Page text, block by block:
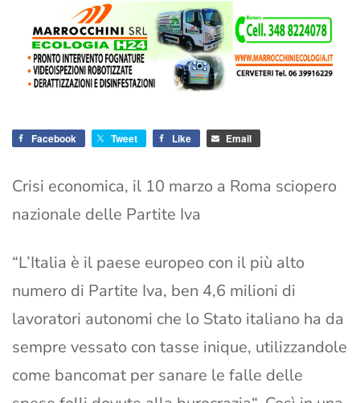
Facebook Tweet Like Email
Crisi economica, il 10 marzo a Roma sciopero
nazionale delle Partite Iva
“L’Italia è il paese europeo con il più alto
numero di Partite Iva, ben 4,6 milioni di
lavoratori autonomi che lo Stato italiano ha da
sempre vessato con tasse inique, utilizzandole
come bancomat per sanare le falle delle